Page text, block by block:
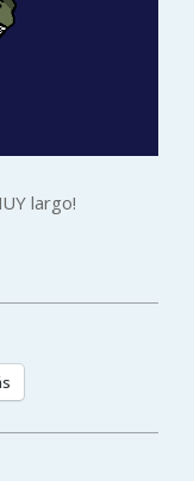
largo!